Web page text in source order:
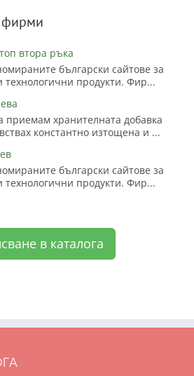
фирми
втора ръка
български сайтове за
продукти. Фир...
приемам хранителната добавка
константно изтощена и ...
български сайтове за
продукти. Фир...
в каталога